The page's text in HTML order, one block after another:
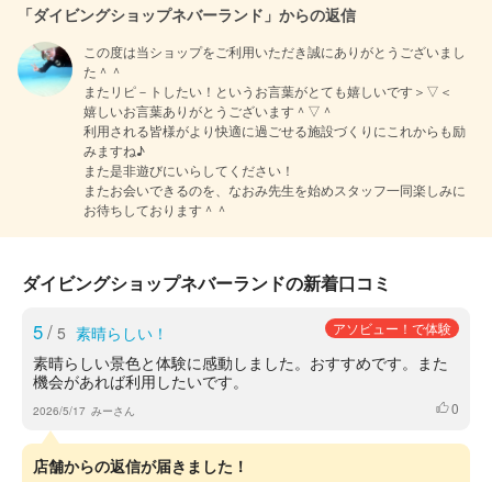
「ダイビングショップネバーランド」からの返信
この度は当ショップをご利用いただき誠にありがとうございまし
た＾＾
またリピ－トしたい！というお言葉がとても嬉しいです＞▽＜
嬉しいお言葉ありがとうございます＾▽＾
利用される皆様がより快適に過ごせる施設づくりにこれからも励
みますね♪
また是非遊びにいらしてください！
またお会いできるのを、なおみ先生を始めスタッフ一同楽しみに
お待ちしております＾＾
ダイビングショップネバーランドの新着口コミ
5/ 5 素晴らしい！ アソビュー！で体験
素晴らしい景色と体験に感動しました。おすすめです。また
機会があれば利用したいです。
2026/5/17 みーさん いいね
0
店舗からの返信が届きました！